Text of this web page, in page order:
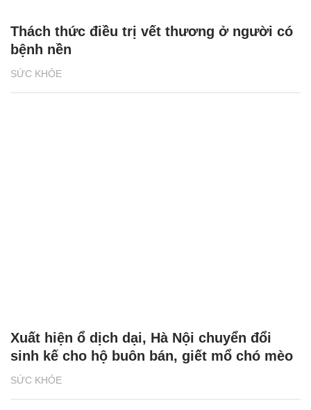
SỨC KHỎE
Thách thức điều trị vết thương ở người có
bệnh nền
SỨC KHỎE
Xuất hiện ổ dịch dại, Hà Nội chuyển đổi
sinh kế cho hộ buôn bán, giết mổ chó mèo